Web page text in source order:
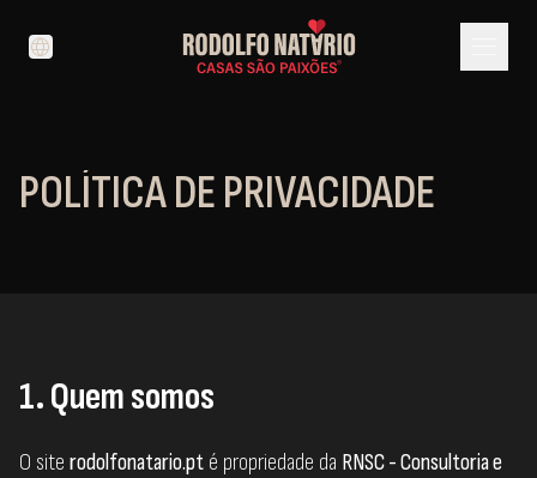
language
POLÍTICA DE PRIVACIDADE
1. Quem somos
O site rodolfonatario.pt é propriedade da RNSC - Consultoria e